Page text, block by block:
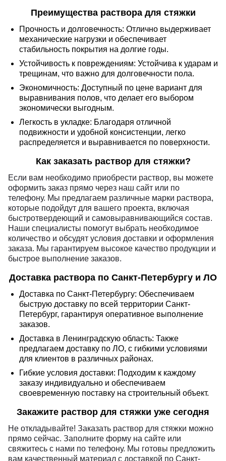
Преимущества раствора для стяжки
Прочность и долговечность: Отлично выдерживает
механические нагрузки и обеспечивает
стабильность покрытия на долгие годы.
Устойчивость к повреждениям: Устойчива к ударам и
трещинам, что важно для долговечности пола.
Экономичность: Доступный по цене вариант для
выравнивания полов, что делает его выбором
экономически выгодным.
Легкость в укладке: Благодаря отличной
подвижности и удобной консистенции, легко
распределяется и выравнивается по поверхности.
Как заказать раствор для стяжки?
Если вам необходимо приобрести раствор, вы можете
оформить заказ прямо через наш сайт или по
телефону. Мы предлагаем различные марки раствора,
которые подойдут для вашего проекта, включая
быстротвердеющий и самовыравнивающийся состав.
Наши специалисты помогут выбрать необходимое
количество и обсудят условия доставки и оформления
заказа. Мы гарантируем высокое качество продукции и
быстрое выполнение заказов.
Доставка раствора по Санкт-Петербургу и ЛО
Доставка по Санкт-Петербургу: Обеспечиваем
быструю доставку по всей территории Санкт-
Петербург, гарантируя оперативное выполнение
заказов.
Доставка в Ленинградскую область: Также
предлагаем доставку по ЛО, с гибкими условиями
для клиентов в различных районах.
Гибкие условия доставки: Подходим к каждому
заказу индивидуально и обеспечиваем
своевременную поставку на строительный объект.
Закажите раствор для стяжки уже сегодня
Не откладывайте! Заказать раствор для стяжки можно
прямо сейчас. Заполните форму на сайте или
свяжитесь с нами по телефону. Мы готовы предложить
вам качественный материал с доставкой по Санкт-